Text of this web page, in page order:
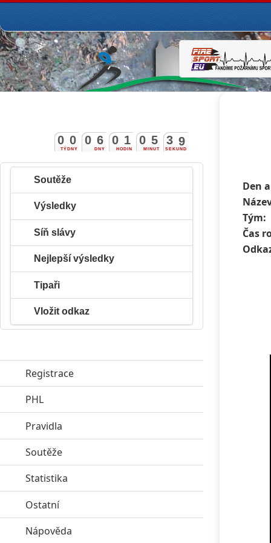
Den
Tým:
Čas
TÝDNY
0 0
DNY
0 6
HODIN
0 1
MINUT
0 5
SEKUND
3 7
8
Soutěže
Výsledky
Síň slávy
Nejlepší výsledky
Tipaři
Vložit odkaz
Registrace
PHL
Pravidla
Soutěže
Statistika
Ostatníclick to expand contents
Nápověda